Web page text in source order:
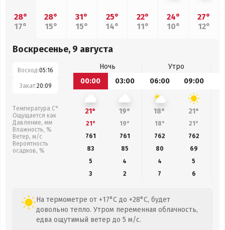
28°
17°
28°
15°
31°
15°
25°
14°
22°
11°
24°
10°
27°
12°
Воскресенье, 9 августа
Восход:05:16
Закат:20:09
Температура С°
Ощущается как
Давление, мм
Влажность, %
Ветер, м/с
Вероятность
осадков, %
Ночь
Утро
00:00
03:00 06:00 09:00
21° 19° 18° 21°
21° 19° 18° 21°
761
761 762 762
83
85 80 69
5
4 4
5
3
2 7 6
На термометре от +17°C до +28°C, будет
довольно тепло. Утром переменная облачность,
едва ощутимый ветер до 5 м/с.